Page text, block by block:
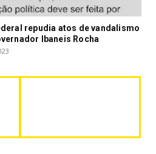
repudia atos de vandalismo
Ibaneis Rocha